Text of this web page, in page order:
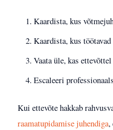
Kaardista, kus
Kaardista, kus
Vaata üle, kas
Escaleeri
Kui ettevõte hakkab
raamatupidamise juhendiga,